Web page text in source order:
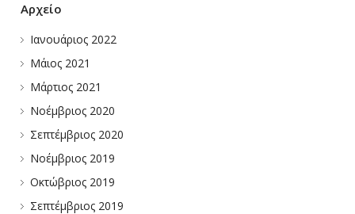
Αρχείο
Ιανουάριος 2022
Μάιος 2021
Μάρτιος 2021
Νοέμβριος 2020
Σεπτέμβριος 2020
Νοέμβριος 2019
Οκτώβριος 2019
Σεπτέμβριος 2019